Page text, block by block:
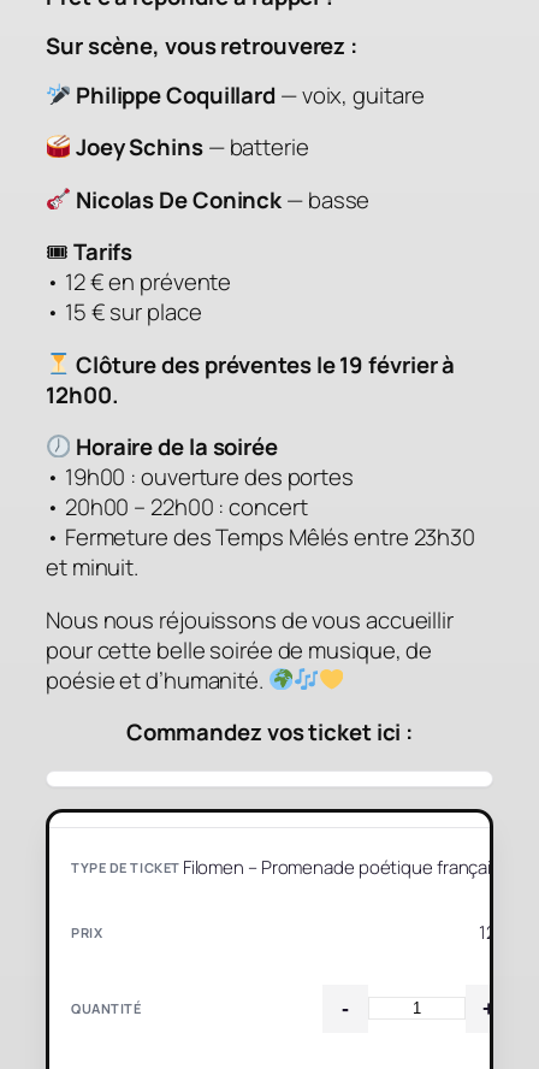
Sur scène, vous retrouverez :
Philippe Coquillard— voix, guitare
Joey Schins— batterie
Nicolas De Coninck— basse
🎟Tarifs
• 12 € en prévente
• 15 € sur place
Clôture des préventes le 19 février à
12h00.
Horaire de la soirée
• 19h00 : ouverture des portes
• 20h00 – 22h00 : concert
• Fermeture des Temps Mêlés entre 23h30
et minuit.
Nous nous réjouissons de vous accueillir
pour cette belle soirée de musique, de
poésie et d’humanité.
Commandez vos ticket ici :
Filomen – Promenade poétique française
12 €